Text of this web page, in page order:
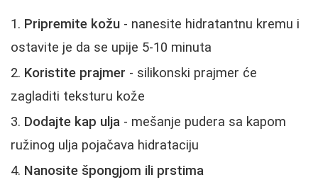
Pripremite kožu - nanesite hidratantnu kremu i
ostavite je da se upije 5-10 minuta
Koristite prajmer - silikonski prajmer će
zagladiti teksturu kože
Dodajte kap ulja - mešanje pudera sa kapom
ružinog ulja pojačava hidrataciju
Nanosite špongjom ili prstima